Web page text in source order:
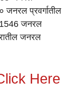
जनरल प्रवर्गातील
1546 जनरल
जनरल
Here